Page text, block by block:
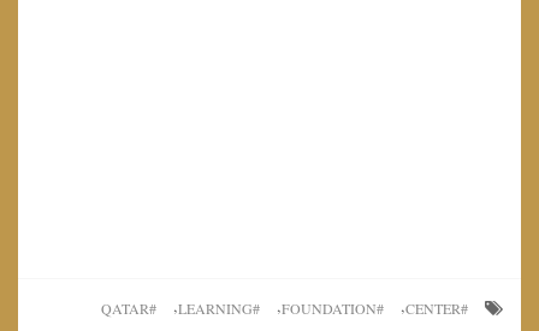
CENTER
,
FOUNDATION
,
LEARNING
,
QATAR